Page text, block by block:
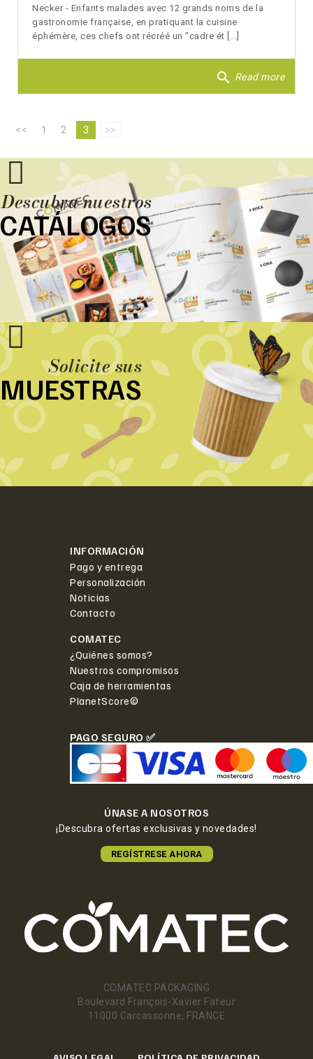
Necker - Enfants malades avec 12 grands noms de la
gastronomie française, en pratiquant la cuisine
éphémère, ces chefs ont récréé un "cadre ét [...]
search Read more
<< 1 2 3 >>
Descubra nuestros
CATÁLOGOS
Solicite sus
MUESTRAS
INFORMACIÓN
Pago y entrega
Personalización
Noticias
Contacto
COMATEC
¿Quiénes somos?
Nuestros compromisos
Caja de herramientas
PlanetScore©
PAGO SEGURO ✅
ÚNASE A NOSOTROS
¡Descubra ofertas exclusivas y novedades!
REGÍSTRESE AHORA
COMATEC PACKAGING
Boulevard François-Xavier Fafeur
11000 Carcassonne, FRANCE